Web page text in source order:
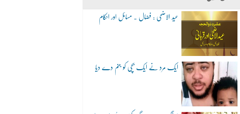
عید الاضحی : فضال ۔ مسائل اور احکام
ایک مرد نے ایک بچی کو جنم دے دیا